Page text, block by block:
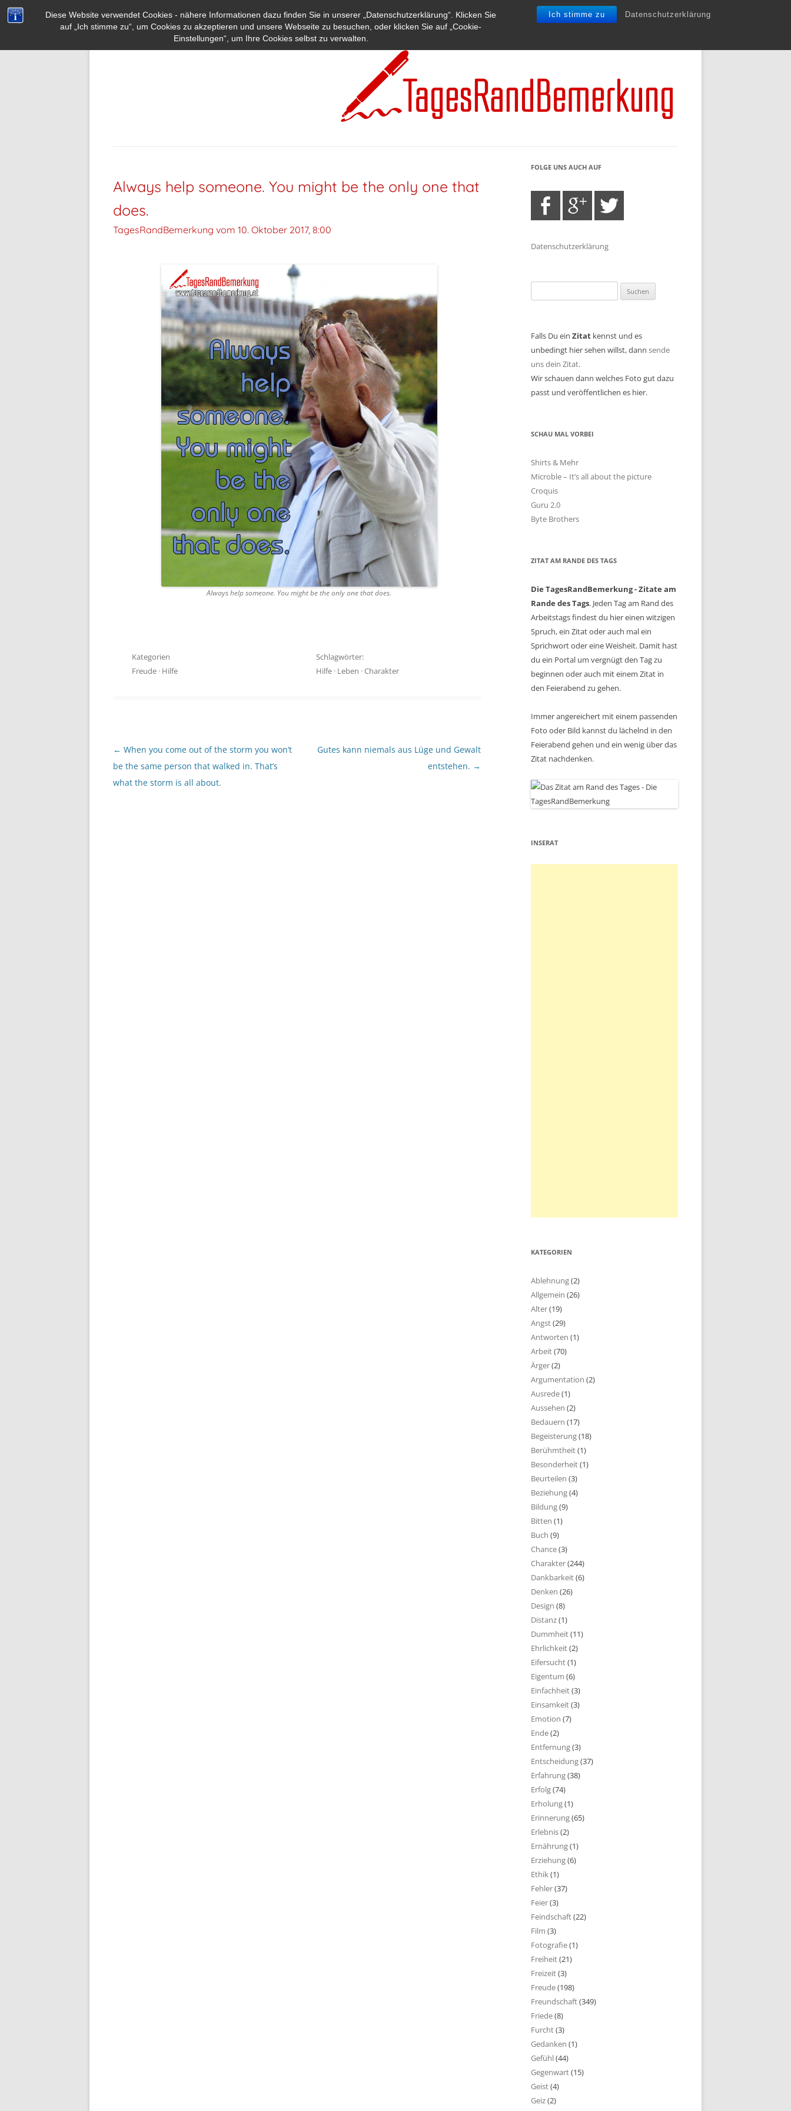
Diese Website verwendet Cookies - nähere Informationen dazu finden Sie in unserer „Datenschutzerklärung“. Klicken Sie
auf „Ich stimme zu“, um Cookies zu akzeptieren und unsere Webseite zu besuchen, oder klicken Sie auf „Cookie-
Einstellungen“, um Ihre Cookies selbst zu verwalten.
Ich stimme zu Datenschutzerklärung
Always help someone. You might be the only one that
does.
TagesRandBemerkung vom 10. Oktober 2017, 8:00
Always help someone. You might be the only one that does.
Kategorien
Freude · Hilfe
Schlagwörter:
Hilfe· Leben ·Charakter
Beitragsnavigation
← When you come out of the storm you won’t
be the same person that walked in. That’s
what the storm is all about.
Gutes kann niemals aus Lüge und Gewalt
entstehen. →
FOLGE UNS AUCH AUF
Datenschutzerklärung
nach:
Falls Du ein Zitat kennst und es
unbedingt hier sehen willst, dann sende
uns dein Zitat.
Wir schauen dann welches Foto gut dazu
passt und veröffentlichen es hier.
SCHAU MAL VORBEI
Shirts & Mehr
Microble – It’s all about the picture
Croquis
Guru 2.0
Byte Brothers
ZITAT AM RANDE DES TAGS
Die TagesRandBemerkung - Zitate am
Rande des Tags. Jeden Tag am Rand des
Arbeitstags findest du hier einen witzigen
Spruch, ein Zitat oder auch mal ein
Sprichwort oder eine Weisheit. Damit hast
du ein Portal um vergnügt den Tag zu
beginnen oder auch mit einem Zitat in
den Feierabend zu gehen.
Immer angereichert mit einem passenden
Foto oder Bild kannst du lächelnd in den
Feierabend gehen und ein wenig über das
Zitat nachdenken.
INSERAT
KATEGORIEN
Ablehnung(2)
Allgemein (26)
Alter(19)
Angst(29)
Antworten (1)
Arbeit(70)
Ärger(2)
Argumentation (2)
Ausrede(1)
Aussehen (2)
Bedauern (17)
Begeisterung(18)
Berühmtheit(1)
Besonderheit(1)
Beurteilen (3)
Beziehung(4)
Bildung(9)
Bitten (1)
Buch (9)
Chance(3)
Charakter(244)
Dankbarkeit(6)
Denken (26)
Design (8)
Distanz(1)
Dummheit(11)
Ehrlichkeit(2)
Eifersucht(1)
Eigentum (6)
Einfachheit(3)
Einsamkeit(3)
Emotion (7)
Ende(2)
Entfernung(3)
Entscheidung(37)
Erfahrung(38)
Erfolg(74)
Erholung(1)
Erinnerung(65)
Erlebnis(2)
Ernährung(1)
Erziehung(6)
Ethik(1)
Fehler(37)
Feier(3)
Feindschaft(22)
Film (3)
Fotografie(1)
Freiheit(21)
Freizeit(3)
Freude(198)
Freundschaft(349)
Friede(8)
Furcht(3)
Gedanken (1)
Gefühl(44)
Gegenwart(15)
Geist(4)
Geiz(2)